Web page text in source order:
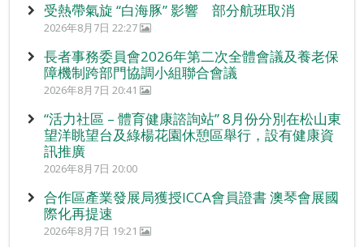
受熱帶氣旋 “白海豚” 影響 部分航班取消
2026年8月7日 22:27
長者事務委員會2026年第二次全體會議及養老保
障機制跨部門協調小組聯合會議
2026年8月7日 20:41
“活力社區 – 體育健康諮詢站” 8月份分別在松山東
望洋眺望台及綠楊花園休憩區舉行，設有健康資
訊推廣
2026年8月7日 20:00
合作區產業發展局獲授ICCA會員證書 澳琴會展國
際化再提速
2026年8月7日 19:21